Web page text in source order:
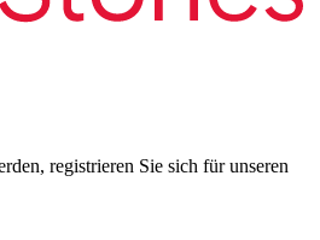
registrieren Sie sich für unseren